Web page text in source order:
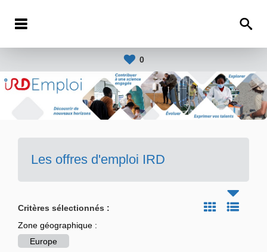
0
Les offres d'emploi IRD
Critères sélectionnés :
Zone géographique :
Europe